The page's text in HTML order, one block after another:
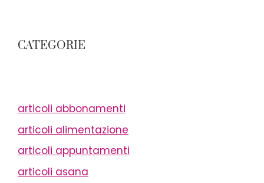
CATEGORIE
articoli abbonamenti
articoli alimentazione
articoli appuntamenti
articoli asana